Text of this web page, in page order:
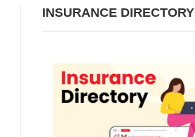
INSURANCE DIRECTORY